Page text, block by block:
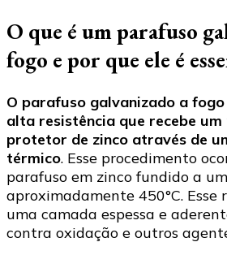
O que é um parafuso
fogo e por que ele é
O parafuso galvanizado a
alta resistência que recebe
protetor de zinco através de
térmico. Esse procedimento
parafuso em zinco fundido a
aproximadamente 450°C.
uma camada espessa e
contra oxidação e outros